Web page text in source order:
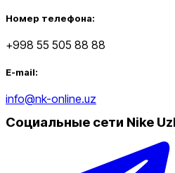
Номер телефона:
+998 55 505 88 88
E-mail:
info@nk-online.uz
Социальные сети Nike